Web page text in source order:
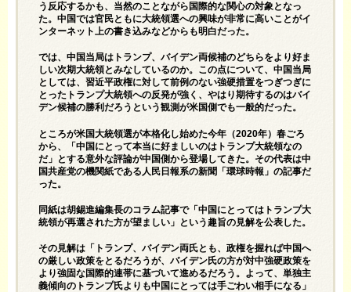
う反応するかも、当然のことながら国際的な関心の対象となっ
た。中国では官民ともに大統領選への興味が非常に高いことがイ
ンターネット上の書き込みなどからも明白だった。
では、中国当局はトランプ、バイデン両候補のどちらをより好ま
しい次期大統領とみなしているのか。この点について、中国当局
としては、習近平政権に対して前例のない強硬措置をつぎつぎに
とったトランプ大統領への反発が強く、やはり期待するのはバイ
デン候補の勝利だろうという観測が米国側でも一般的だった。
ところが米国大統領選が本格化し始めた今年（2020年）春ごろ
から、「中国にとって本当に好ましいのはトランプ大統領なの
だ」とする意外な評論が中国側から登場してきた。その代表は中
国共産党の機関紙である人民日報系の新聞「環球時報」の記事だ
った。
同紙は胡錫進編集長のコラム記事で「中国にとってはトランプ大
統領が再選された方が望ましい」という趣旨の見解を公表した。
その見解は「トランプ、バイデン両氏とも、政権を握れば中国へ
の厳しい政策をとるだろうが、バイデン氏の方が対中強硬政策を
より強固な国際的連帯に基づいて進めるだろう。よって、単独主
義傾向のトランプ氏よりも中国にとっては手ごわい相手になる」